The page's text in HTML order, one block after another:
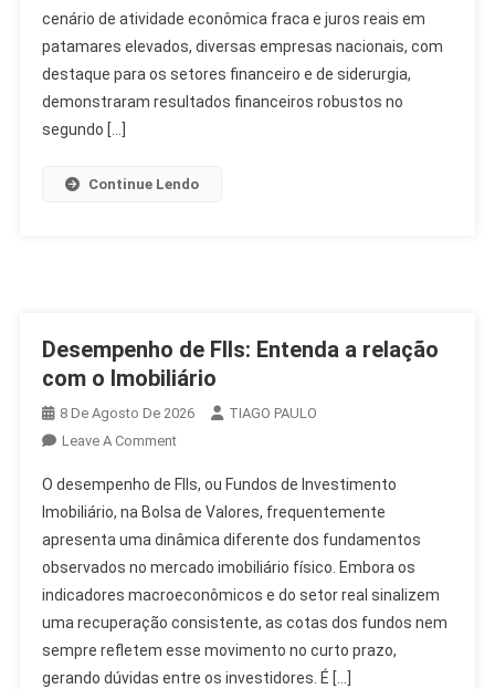
2T26:
Destaques
Da
Semana
cenário de atividade econômica fraca e juros reais em
patamares elevados, diversas empresas nacionais, com
destaque para os setores financeiro e de siderurgia,
demonstraram resultados financeiros robustos no
segundo […]
Continue Lendo
Desempenho de FIIs: Entenda a relação
com o Imobiliário
8 De Agosto De 2026
TIAGO PAULO
Leave A CommentOn
De
FIIs:
Entenda
A
Relação
Com
Imobiliário
O desempenho de FIIs, ou Fundos de Investimento
Imobiliário, na Bolsa de Valores, frequentemente
apresenta uma dinâmica diferente dos fundamentos
observados no mercado imobiliário físico. Embora os
indicadores macroeconômicos e do setor real sinalizem
uma recuperação consistente, as cotas dos fundos nem
sempre refletem esse movimento no curto prazo,
gerando dúvidas entre os investidores. É […]